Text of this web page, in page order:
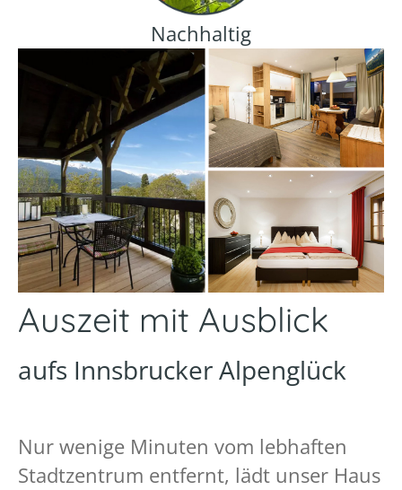
Nachhaltig
Auszeit mit Ausblick
aufs Innsbrucker Alpenglück
Nur wenige Minuten vom lebhaften
Stadtzentrum entfernt, lädt unser Haus